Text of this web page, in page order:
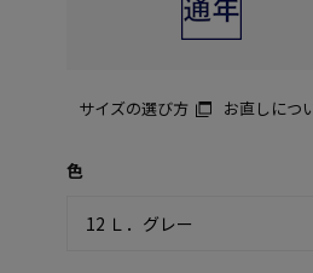
サイズの選び方 お直しにつ
色